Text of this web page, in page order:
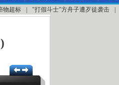
物超标 | "打假斗士"方舟子遭歹徒袭击 |